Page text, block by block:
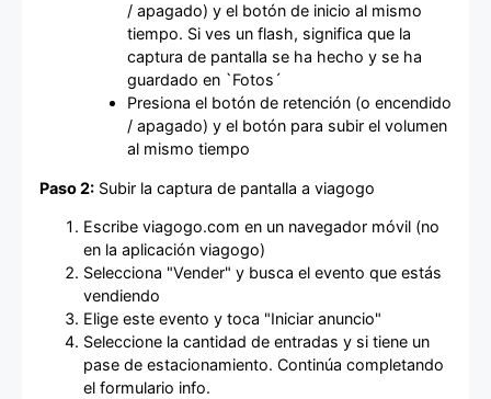
/ apagado) y el botón de inicio al mismo
tiempo. Si ves un flash, significa que la
captura de pantalla se ha hecho y se ha
guardado en `Fotos´
Presiona el botón de retención (o encendido
/ apagado) y el botón para subir el volumen
al mismo tiempo
Paso 2: Subir la captura de pantalla a viagogo
Escribe viagogo.com en un navegador móvil (no
en la aplicación viagogo)
Selecciona "Vender" y busca el evento que estás
vendiendo
Elige este evento y toca "Iniciar anuncio"
Seleccione la cantidad de entradas y si tiene un
pase de estacionamiento. Continúa completando
el formulario info.